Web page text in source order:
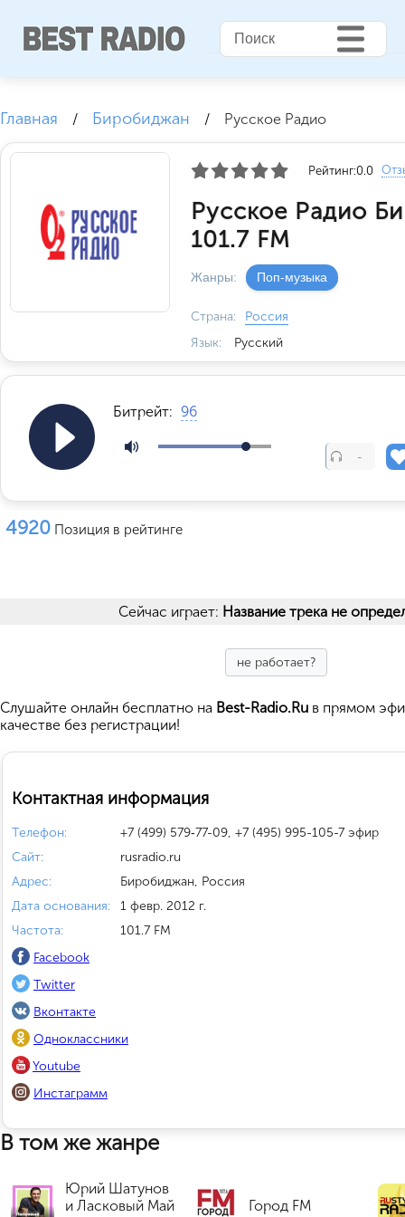
Главная / Биробиджан / Русское Радио
Рейтинг:0.0
Русское Радио
101.7 FM
Жанры: Поп-музыка
Страна:
Россия
Язык:
Русский
Битрейт: 96
-
4920 Позиция в рейтинге
Сейчас играет: Название трека не
не работает?
Cлушайте онлайн бесплатно на Best-Radio.Ru в прямом
качестве без регистрации!
Контактная информация
Телефон:
+7 (499) 579‑77-09, +7 (495) 995-105-7 эфир
Сайт:
rusradio.ru
Адрес:
Биробиджан, Россия
Дата основания:
1 февр. 2012 г.
Частота:
101.7 FM
Facebook
Twitter
Вконтакте
Одноклассники
Youtube
Инстаграмм
В том же жанре
Юрий Шатунов
и Ласковый Май
Город FM